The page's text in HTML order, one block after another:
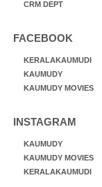
CRM DEPT
FACEBOOK
KERALAKAUMUDI
KAUMUDY
KAUMUDY MOVIES
INSTAGRAM
KAUMUDY
KAUMUDY MOVIES
KERALAKAUMUDI